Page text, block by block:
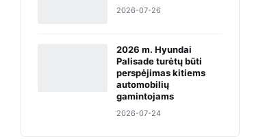
2026-07-26
2026 m. Hyundai
Palisade turėtų būti
perspėjimas kitiems
automobilių
gamintojams
2026-07-24